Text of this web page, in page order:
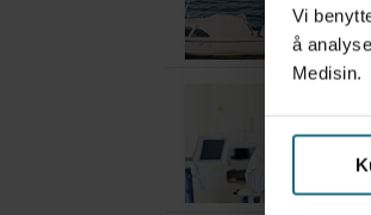
Vi
å
Medisin.